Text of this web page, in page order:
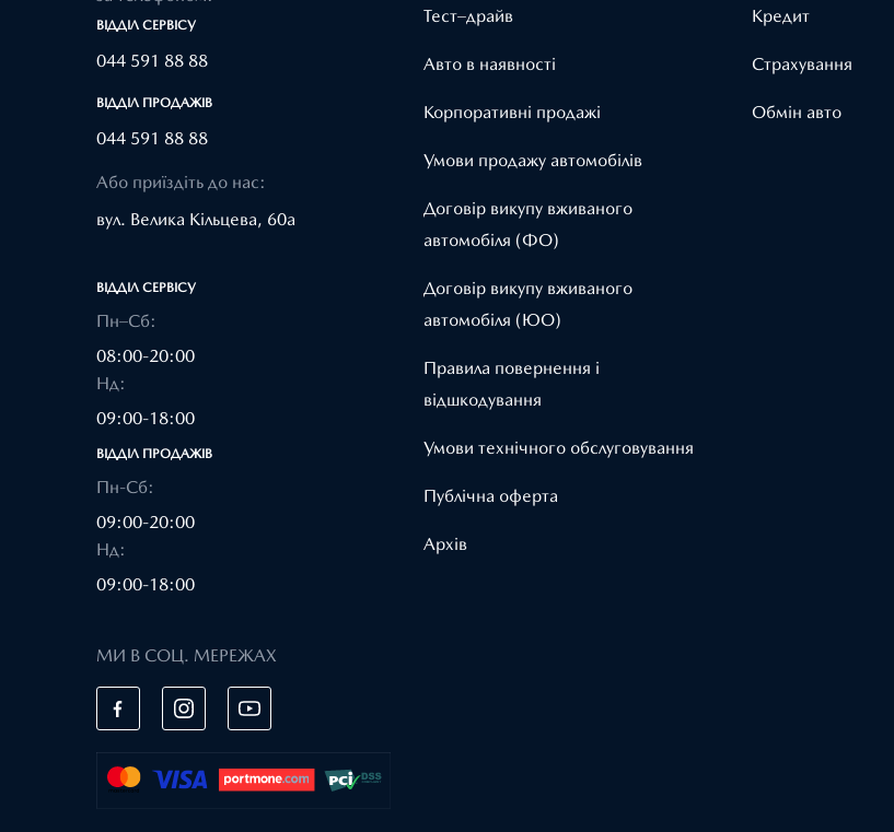
ВІДДІЛ CЕРВІСУ
044 591 88 88
ВІДДІЛ ПРОДАЖІВ
044 591 88 88
Або приїздіть до нас:
вул. Велика Кільцева, 60а
ВІДДІЛ CЕРВІСУ
Пн–Сб:
08:00-20:00
Нд:
09:00-18:00
ВІДДІЛ ПРОДАЖІВ
Пн-Сб:
09:00-20:00
Нд:
09:00-18:00
МИ В СОЦ. МЕРЕЖАХ
Тест–драйв
Авто в наявності
Корпоративні продажі
Умови продажу автомобілів
Договір викупу вживаного
автомобіля (ФО)
Договір викупу вживаного
автомобіля (ЮО)
Правила повернення і
відшкодування
Умови технічного обслуговування
Публічна оферта
Архів
Кредит
Страхування
Обмін авто